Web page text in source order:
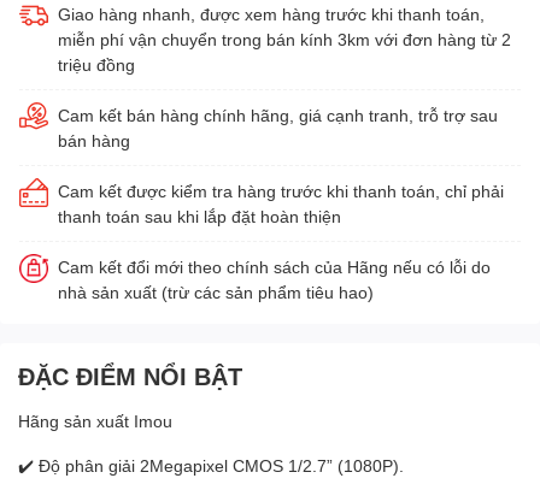
Giao hàng nhanh, được xem hàng trước khi thanh toán,
miễn phí vận chuyển trong bán kính 3km với đơn hàng từ 2
triệu đồng
Cam kết bán hàng chính hãng, giá cạnh tranh, trỗ trợ sau
bán hàng
Cam kết được kiểm tra hàng trước khi thanh toán, chỉ phải
thanh toán sau khi lắp đặt hoàn thiện
Cam kết đổi mới theo chính sách của Hãng nếu có lỗi do
nhà sản xuất (trừ các sản phẩm tiêu hao)
ĐẶC ĐIỂM NỔI BẬT
Hãng sản xuất Imou
✔️ Độ phân giải 2Megapixel CMOS 1/2.7” (1080P).